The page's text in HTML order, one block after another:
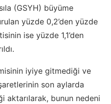
(GSYH) büyüme
yüzde 0,2’den yüzde
ise yüzde 1,1’den
iyiye gitmediği ve
son aylarda
aktarılarak, bunun nedeni